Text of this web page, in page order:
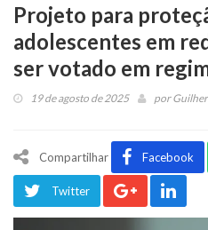
Projeto para
adolescentes em
ser votado em
19 de agosto de 2025 por
Compartilhar Facebook
Twitter